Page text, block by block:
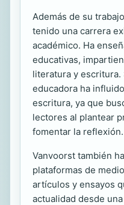
Además de su
tenido una carrera
académico. Ha
educativas,
literatura y escritura.
educadora ha
escritura, ya que
lectores al plantear
fomentar la reflexión.
Vanvoorst también
plataformas de
artículos y ensayos
actualidad desde